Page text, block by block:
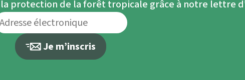
la protection de la forêt tropicale grâce à notre lettre
Je m’inscris